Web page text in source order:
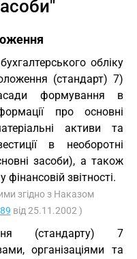
обліку
(стандарт) 7)
формування в
про основні
активи та
в необоротні
засоби), а також
звітності.
згідно з Наказом
від 25.11.2002 )
(стандарту) 7
організаціями та